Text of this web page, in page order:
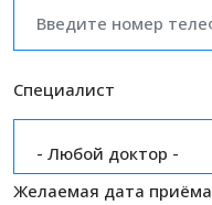
Специалист
- Любой доктор -
Желаемая дата приёма